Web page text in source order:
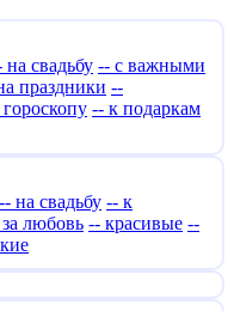
на свадьбу -- с важными
праздники --
-- к подаркам
-- на свадьбу -- к
любовь -- красивые --